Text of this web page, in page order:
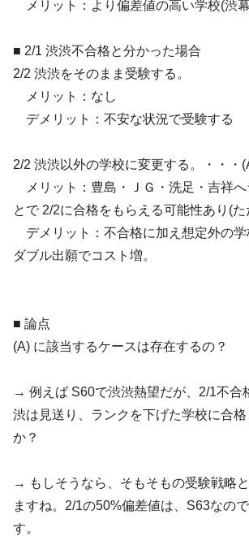
メリット：より偏差値の高い学校(渋
■ 2/1 渋渋不合格と分かった場合
2/2 渋渋をそのまま受験する。
メリット：なし
デメリット：不安な状況で受験する
2/2 渋渋以外の学校に変更する。・・・
メリット：豊島・ＪＧ・洗足・吉祥へ
とで 2/2に合格をもらえる可能性あり(
デメリット：不合格に加え想定外の学
ダブル出願でコスト増。
■ 論点
(A) に該当するケースは存在するの？
→ 例えば S60で渋渋熱望だが、2/1不合
渋は見送り、ランクを下げた学校に合
か？
→ もしそうなら、そもそもの受験戦略
ますね。2/1の50%偏差値は、S63なの
す。